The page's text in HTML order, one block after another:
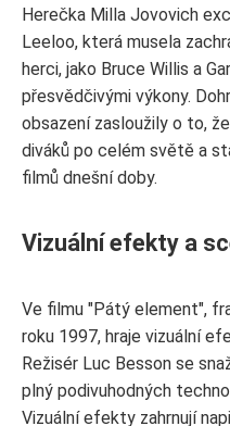
Herečka Milla Jovovich
Leeloo, která musela
herci, jako Bruce Willis a
přesvědčivými výkony.
obsazení zasloužily o to,
diváků po celém světě a
filmů dnešní doby.
Vizuální efekty a
Ve filmu "Pátý element",
roku 1997, hraje vizuální
Režisér Luc Besson se
plný podivuhodných
Vizuální efekty zahrnují